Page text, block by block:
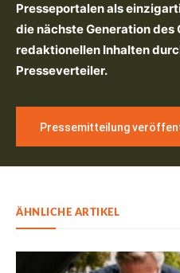
Presseportalen als
die nächste Generation
redaktionellen Inhalten
Presseverteiler.
Pressemitteilung
ÄHNLICHE ARTIKEL